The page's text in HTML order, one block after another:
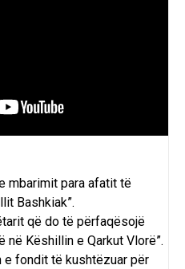
mbarimit para afatit të
Bashkiak”.
që do të përfaqësojë
në Këshillin e Qarkut Vlorë”.
e fondit të kushtëzuar për